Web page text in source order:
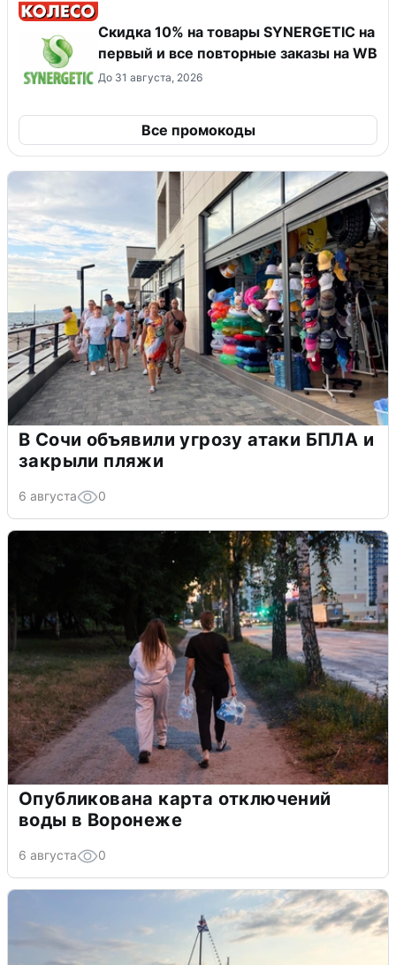
Скидка 10% на товары SYNERGETIC на
первый и все повторные заказы на WB
До 31 августа, 2026
Все промокоды
В Сочи объявили угрозу атаки БПЛА и
закрыли пляжи
6 августа 0
Опубликована карта отключений
воды в Воронеже
6 августа 0